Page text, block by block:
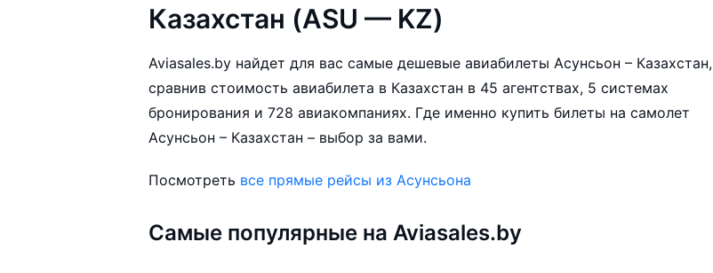
Казахстан (ASU — KZ)
Aviasales.by найдет для вас самые дешевые авиабилеты Асунсьон – Казахстан,
сравнив стоимость авиабилета в Казахстан в 45 агентствах, 5 системах
бронирования и 728 авиакомпаниях. Где именно купить билеты на самолет
Асунсьон – Казахстан – выбор за вами.
Посмотреть все прямые рейсы из Асунсьона
Самые популярные на Aviasales.by